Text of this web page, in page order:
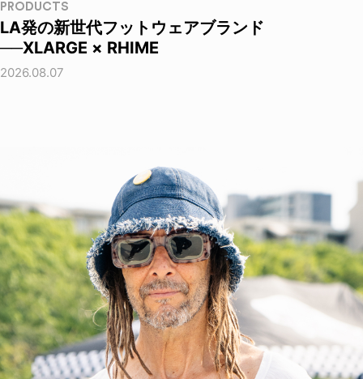
PRODUCTS
LA発の新世代フットウェアブランド
──XLARGE × RHIME
2026.08.07